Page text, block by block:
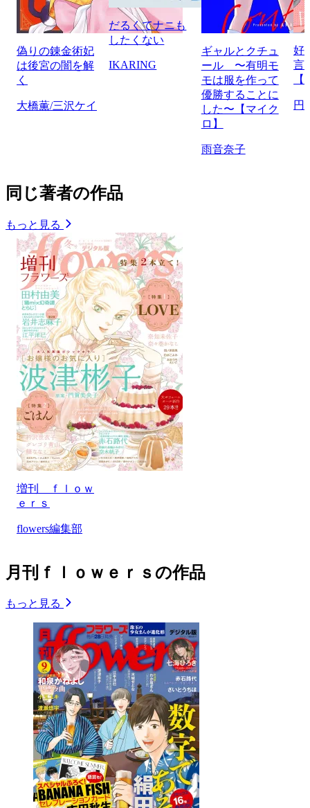
偽りの錬金術妃
は後宮の闇を解
く
大橋薫/三沢ケイ
だるくてナニも
したくない
IKARING
ギャルとクチュ
ール 〜有明モ
モは服を作って
優勝することに
した〜【マイク
ロ】
雨音奈子
好
言
円
同じ著者の作品
もっと見る
増刊 ｆｌｏｗ
ｅｒｓ
flowers編集部
月刊ｆｌｏｗｅｒｓの作品
もっと見る